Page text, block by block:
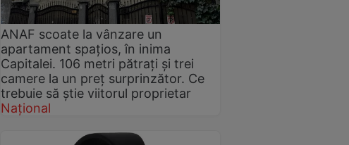
ANAF scoate la vânzare un
apartament spațios, în inima
Capitalei. 106 metri pătrați și trei
camere la un preț surprinzător. Ce
trebuie să știe viitorul proprietar
Național